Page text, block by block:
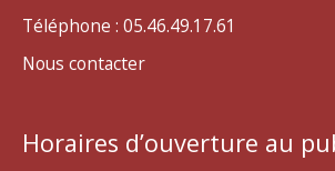
Téléphone : 05.46.49.17.61
Nous contacter
Horaires d’ouverture au